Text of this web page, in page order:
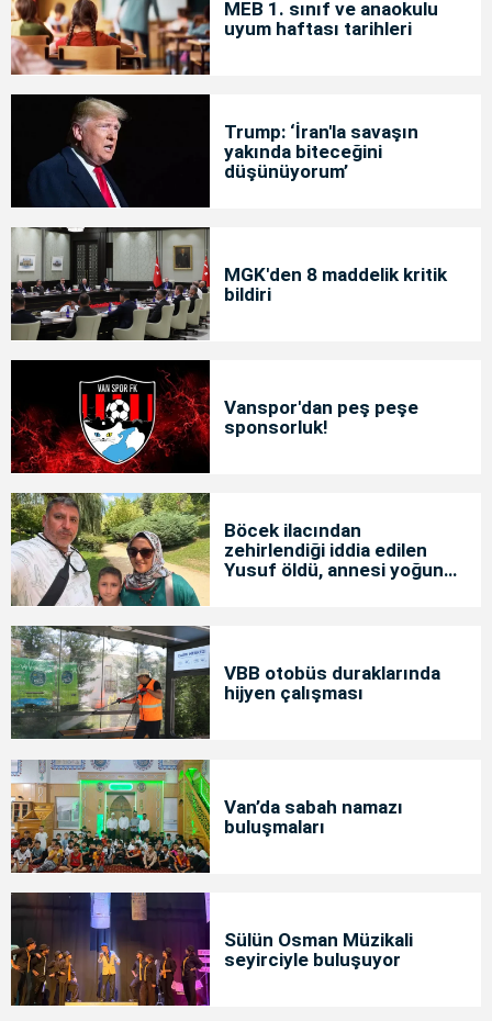
MEB 1. sınıf ve anaokulu
uyum haftası tarihleri
Trump: ‘İran'la savaşın
yakında biteceğini
düşünüyorum’
MGK'den 8 maddelik kritik
bildiri
Vanspor'dan peş peşe
sponsorluk!
Böcek ilacından
zehirlendiği iddia edilen
Yusuf öldü, annesi yoğun
VBB otobüs duraklarında
hijyen çalışması
Van’da sabah namazı
buluşmaları
Sülün Osman Müzikali
seyirciyle buluşuyor